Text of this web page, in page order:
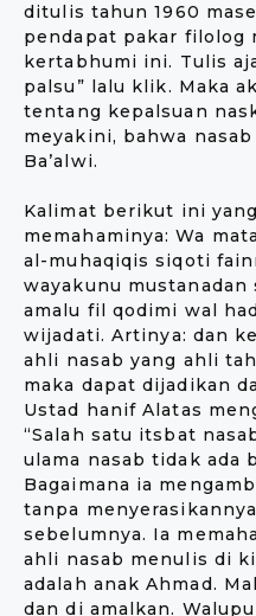
ditulis tahun 1960
pendapat pakar filolog
kertabhumi ini. Tulis
palsu” lalu klik. Maka
tentang kepalsuan
meyakini, bahwa
Ba’alwi.
Kalimat berikut ini
memahaminya: Wa
al-muhaqiqis siqoti
wayakunu mustanadan
amalu fil qodimi wal
wijadati. Artinya: dan
ahli nasab yang ahli
maka dapat dijadikan
Ustad hanif Alatas
“Salah satu itsbat
ulama nasab tidak ada
Bagaimana ia
tanpa
sebelumnya. Ia
ahli nasab menulis di
adalah anak Ahmad.
dan di amalkan.